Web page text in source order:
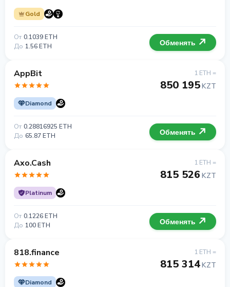
Gold
От 0.1039 ETH
До 1.56 ETH Обменять
AppBit
Diamond
1 ETH =
850 195KZT
От 0.28816925 ETH
До 65.87 ETH Обменять
Axo.Cash
Platinum
1 ETH =
815 526 KZT
От 0.1226 ETH
До 100 ETH Обменять
818.finance
Diamond
1 ETH =
815 314KZT